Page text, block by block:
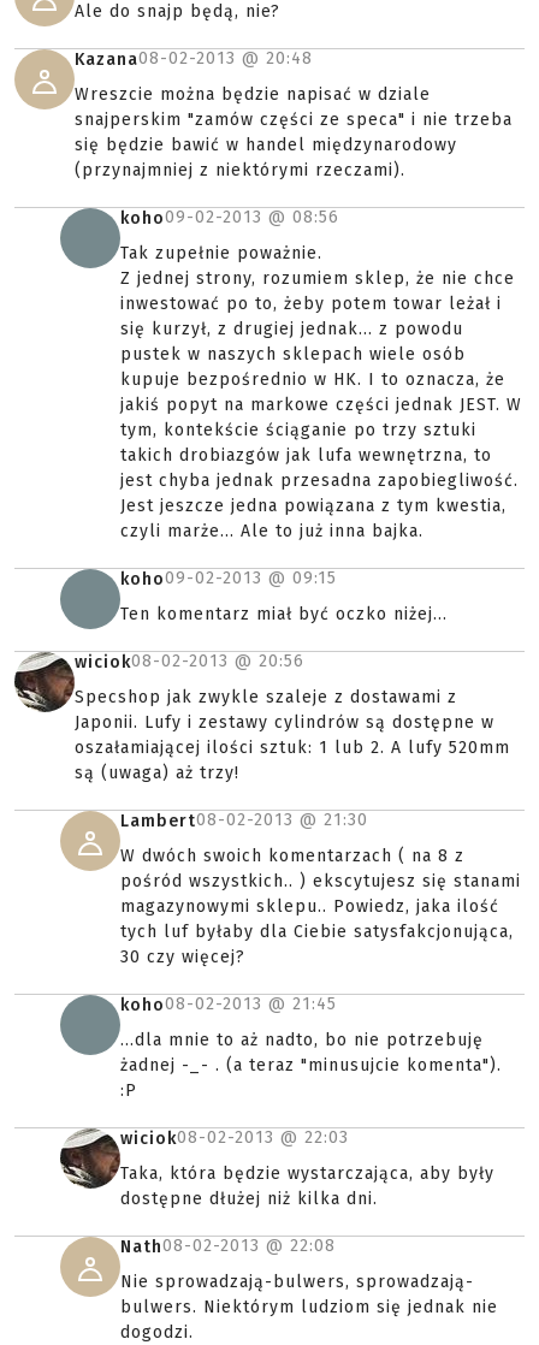
Ale do snajp będą, nie?
Kazana08-02-2013 @ 20:48
Wreszcie można będzie napisać w dziale
snajperskim "zamów części ze speca" i nie trzeba
się będzie bawić w handel międzynarodowy
(przynajmniej z niektórymi rzeczami).
koho09-02-2013 @ 08:56
Tak zupełnie poważnie.
Z jednej strony, rozumiem sklep, że nie chce
inwestować po to, żeby potem towar leżał i
się kurzył, z drugiej jednak... z powodu
pustek w naszych sklepach wiele osób
kupuje bezpośrednio w HK. I to oznacza, że
jakiś popyt na markowe części jednak JEST. W
tym, kontekście ściąganie po trzy sztuki
takich drobiazgów jak lufa wewnętrzna, to
jest chyba jednak przesadna zapobiegliwość.
Jest jeszcze jedna powiązana z tym kwestia,
czyli marże... Ale to już inna bajka.
koho09-02-2013 @ 09:15
Ten komentarz miał być oczko niżej...
wiciok08-02-2013 @ 20:56
Specshop jak zwykle szaleje z dostawami z
Japonii. Lufy i zestawy cylindrów są dostępne w
oszałamiającej ilości sztuk: 1 lub 2. A lufy 520mm
są (uwaga) aż trzy!
Lambert08-02-2013 @ 21:30
W dwóch swoich komentarzach ( na 8 z
pośród wszystkich.. ) ekscytujesz się stanami
magazynowymi sklepu.. Powiedz, jaka ilość
tych luf byłaby dla Ciebie satysfakcjonująca,
30 czy więcej?
koho08-02-2013 @ 21:45
...dla mnie to aż nadto, bo nie potrzebuję
żadnej -_- . (a teraz "minusujcie komenta").
:P
wiciok08-02-2013 @ 22:03
Taka, która będzie wystarczająca, aby były
dostępne dłużej niż kilka dni.
Nath08-02-2013 @ 22:08
Nie sprowadzają-bulwers, sprowadzają-
bulwers. Niektórym ludziom się jednak nie
dogodzi.